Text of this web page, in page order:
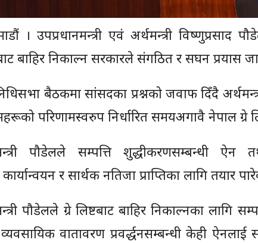
। उपप्रधानमन्त्री एवं अर्थमन्त्री विष्णुप्रसाद
बाहिर निकाल्न सरकारले संगठित र सघन प्रयास
बैठकमा सांसदका प्रश्नको जवाफ दिँदै
परिणामस्वरुप निर्धारित समयअगावै नेपाल ग्रे
पौडेलले सम्पत्ति शुद्धीकरणसम्बन्धी ऐन
र सार्थक नतिजा प्राप्तिका लागि तयार
पौडेलले ग्रे लिष्टबाट बाहिर निकाल्नका लागि
वातावरण प्रवर्द्धनसम्बन्धी केही